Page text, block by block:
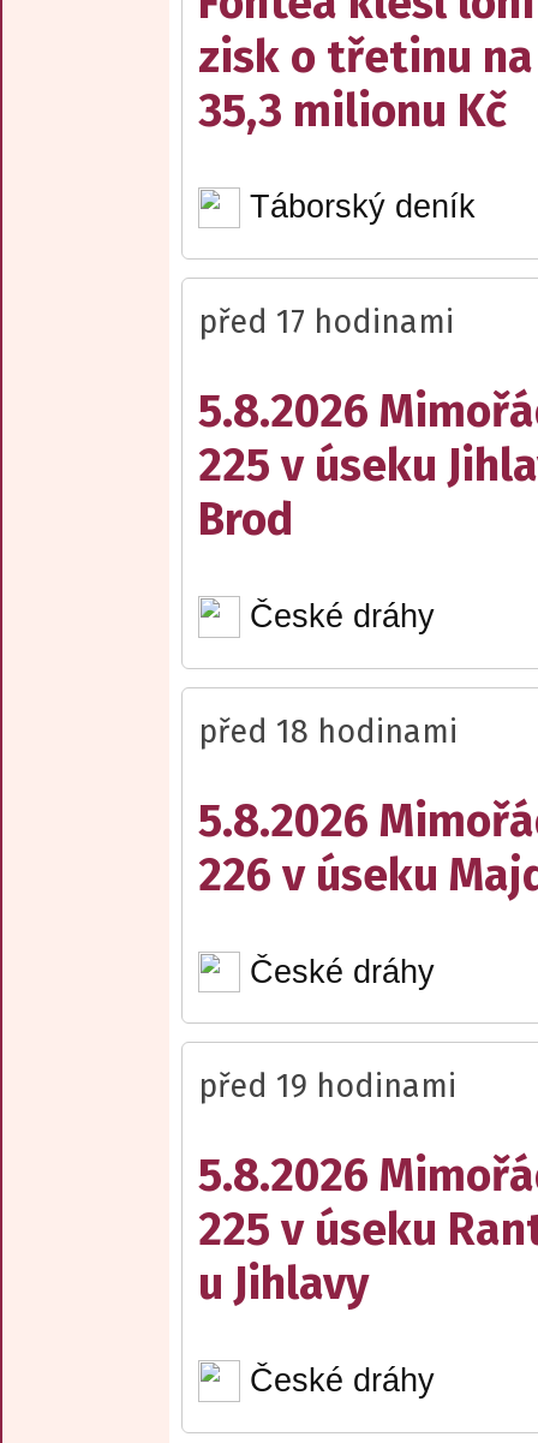
zisk o třetinu na
35,3 milionu Kč
Táborský deník
před 17 hodinami
5.8.2026
225 v úseku
Brod
České dráhy
před 18 hodinami
5.8.2026
226 v úseku
České dráhy
před 19 hodinami
5.8.2026
225 v úseku
u Jihlavy
České dráhy